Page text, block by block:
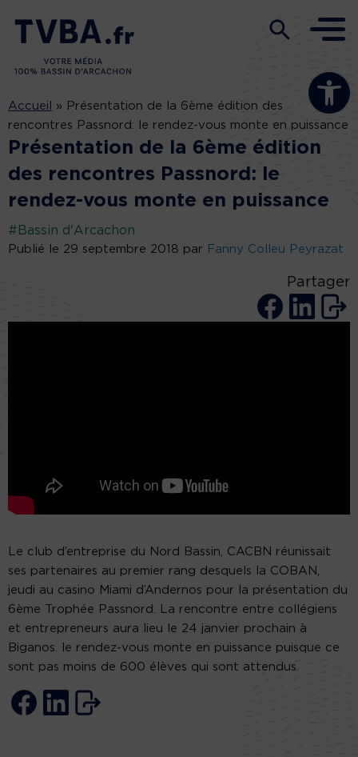
Ouvrir la
Accueil » Présentation de la 6ème édition des
rencontres Passnord: le rendez-vous monte en puissance
Présentation de la 6ème édition
des rencontres Passnord: le
rendez-vous monte en puissance
#Bassin d'Arcachon
Publié le 29 septembre 2018 par Fanny Colleu Peyrazat
Partager
Le club d’entreprise du Nord Bassin, CACBN réunissait
ses partenaires au premier rang desquels la COBAN,
jeudi au casino Miami d’Andernos pour la présentation du
6ème Trophée Passnord. La rencontre entre collégiens
et entrepreneurs aura lieu le 24 janvier prochain à
Biganos. le rendez-vous monte en puissance puisque ce
sont pas moins de 600 élèves qui sont attendus.